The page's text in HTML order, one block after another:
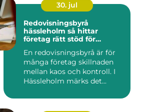
30. jul
Redovisningsbyrå
hässleholm så hittar
företag rätt stöd för
En redovisningsbyrå är för
många företag skillnaden
mellan kaos och kontroll. I
Hässleholm märks det...